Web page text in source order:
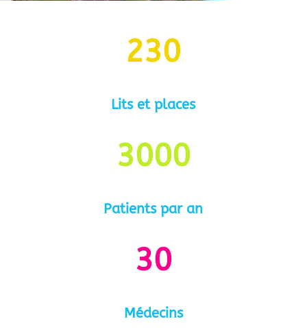
230
Lits et places
3000
Patients par an
30
Médecins